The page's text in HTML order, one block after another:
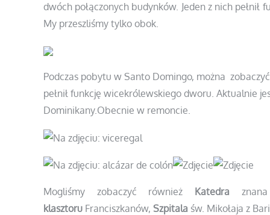
dwóch połączonych budynków. Jeden z nich
My przeszliśmy tylko obok.
Podczas pobytu w Santo Domingo, można
pełnił funkcję wicekrólewskiego dworu. Aktualnie
Dominikany.Obecnie w remoncie.
Mogliśmy zobaczyć również Katedra
klasztoru Franciszkanów, Szpitala św. Mikołaja z Bari